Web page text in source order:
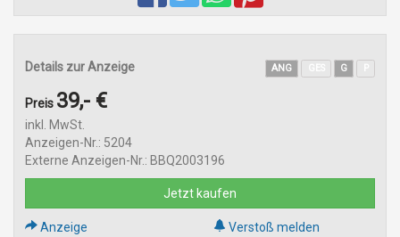
Details zur Anzeige ANG G
Preis 39,- €
inkl. MwSt.
Anzeigen-Nr.: 5204
Externe Anzeigen-Nr.: BBQ2003196
Jetzt kaufen
Anzeige
Verstoß melden